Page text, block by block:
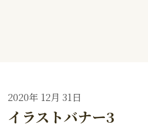
2020年 12月 31日
イラストバナー3